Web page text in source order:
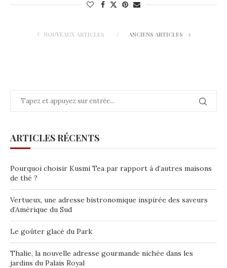
NOUVEAUX ARTICLES ANCIENS ARTICLES
ARTICLES RÉCENTS
Pourquoi choisir Kusmi Tea par rapport à d’autres maisons
de thé ?
Vertueux, une adresse bistronomique inspirée des saveurs
d’Amérique du Sud
Le goûter glacé du Park
Thalie, la nouvelle adresse gourmande nichée dans les
jardins du Palais Royal